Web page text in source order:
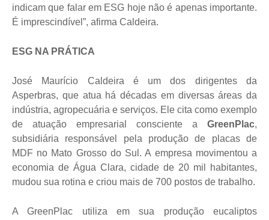
indicam que falar em ESG hoje não é apenas importante.
É imprescindível”, afirma Caldeira.
ESG NA PRÁTICA
José Maurício Caldeira é um dos dirigentes da
Asperbras, que atua há décadas em diversas áreas da
indústria, agropecuária e serviços. Ele cita como exemplo
de atuação empresarial consciente a GreenPlac,
subsidiária responsável pela produção de placas de
MDF no Mato Grosso do Sul. A empresa movimentou a
economia de Água Clara, cidade de 20 mil habitantes,
mudou sua rotina e criou mais de 700 postos de trabalho.
A GreenPlac utiliza em sua produção eucaliptos